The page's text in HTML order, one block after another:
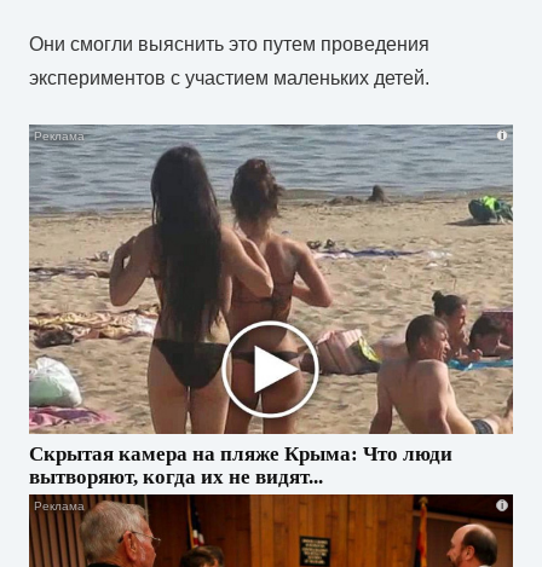
Они смогли выяснить это путем проведения
экспериментов с участием маленьких детей.
i
Скрытая камера на пляже Крыма: Что люди
вытворяют, когда их не видят...
i